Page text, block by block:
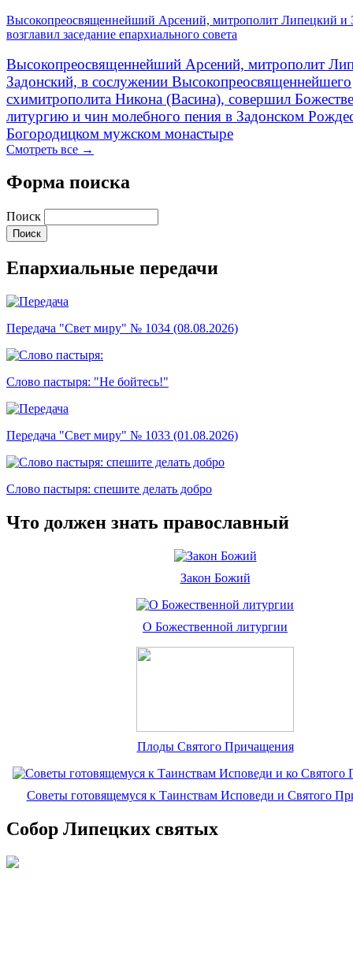
Высокопреосвященнейший Арсений, митрополит Липецкий и
возглавил заседание епархиального совета
Высокопреосвященнейший Арсений, митрополит
Задонский, в сослужении Высокопреосвященнейшего
схимитрополита Никона (Васина), совершил
литургию и чин молебного пения в Задонском
Богородицком мужском монастыре
Смотреть все →
Форма поиска
Поиск
Епархиальные передачи
Передача "Свет миру" № 1034 (08.08.2026)
Слово пастыря: "Не бойтесь!"
Передача "Свет миру" № 1033 (01.08.2026)
Слово пастыря: спешите делать добро
Что должен знать православный
Закон Божий
О Божественной литургии
Плоды Святого Причащения
Советы готовящемуся к Таинствам Исповеди и Святого
Собор Липецких святых